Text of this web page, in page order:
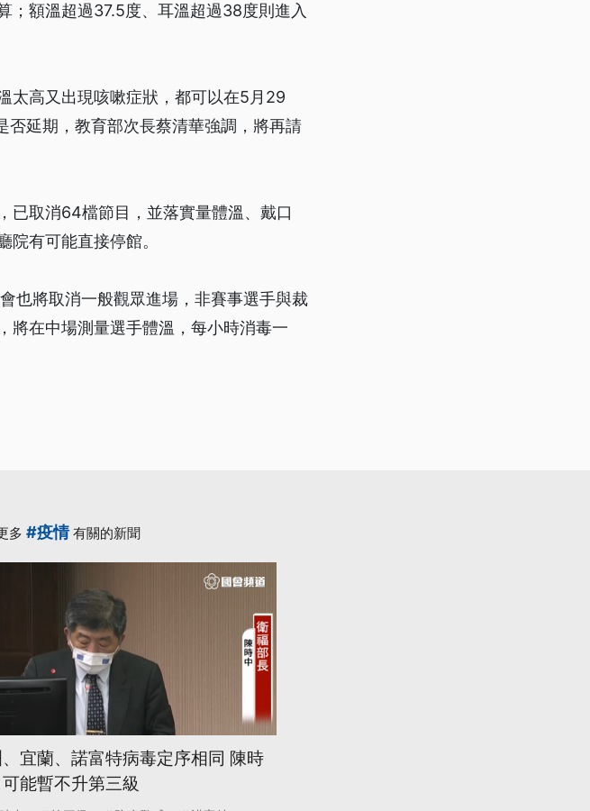
；額溫超過37.5度、耳溫超過38度則進入
太高又出現咳嗽症狀，都可以在5月29
延期，教育部次長蔡清華強調，將再請
已取消64檔節目，並落實量體溫、戴口
有可能直接停館。
也將取消一般觀眾進場，非賽事選手與裁
將在中場測量選手體溫，每小時消毒一
多 #疫情有關的新聞
、宜蘭、諾富特病毒定序相同 陳時
能暫不升第三級